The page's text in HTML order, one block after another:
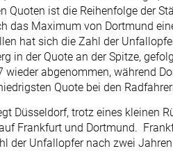
Quoten ist die Reihenfolge der
das Maximum von Dortmund
hat sich die Zahl der
in der Quote an der Spitze,
wieder abgenommen, während
Quote bei den
Düsseldorf, trotz eines kleinen
Frankfurt und Dortmund.
der Unfallopfer nach zwei